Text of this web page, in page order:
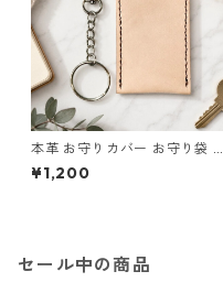
本革 お守りカバー お守り袋 日
本製 生成り ナチュラル サイズ
L l103 レザー お守りケース ハ
¥1,200
セール中の商品